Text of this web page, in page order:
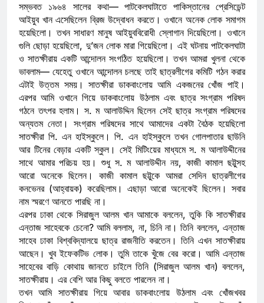
সম্ভবত ১৯৬৪ সালের কথা— পাটকেলঘাটাতে পাকিস্তানের প্রেসিডেন্ট
আইয়ুব খান এসেছিলেন ব্রিজ উদ্বোধন করতে। ওখানে অনেক লোক সমাগম
হয়েছিলো। তখন সাধারণ মানুষ আইয়ুববিরোধী স্লোগান দিয়েছিলো। ওখানে
গুলি ছোড়া হয়েছিলো, দু’জন লোক মারা গিয়েছিলো। এই ঘটনায় পাটকেলঘাটা
ও সাতক্ষীরায় একটি আন্দোলন সংগঠিত হয়েছিলো। তখন আমরা খুলনা থেকে
ভাবলাম— যেহেতু ওখানে আন্দোলন চলছে তাই ছাত্রলীগের কমিটি গঠন করার
এটাই উত্তম সময়। সাতক্ষীরা ডাকবাংলোয় আমি একজনের খোঁজ পাই।
এরপর আমি ওখানে গিয়ে ডাকবাংলোয় উঠলাম এবং ছাত্র সংগ্রাম পরিষদ
গঠনে তৎপর হলাম। স. ম আলাউদ্দিন ছিলেন সেই ছাত্র সংগ্রাম পরিষদের
অন্যতম নেতা। সংগ্রাম পরিষদের সাথে আমাদের একটা বৈঠক হয়েছিলো
সাতক্ষীরা পি. এন হাইস্কুলে। পি. এন হাইস্কুলে তখন গোলপাতার ছাউনি
আর টিনের বেড়ার একটি স্কুল। সেই মিটিংয়ের মাধ্যমে স. ম আলাউদ্দীনের
সাথে আমার পরিচয় হয়। শুধু স. ম আলাউদ্দীন নয়, কাজী কামাল ছট্টুসহ
আরো অনেকে ছিলেন। কাজী কামাল ছট্টুকে আমরা সেদিন ছাত্রলীগের
কনভেনর (আহ্বায়ক) করেছিলাম। এছাড়া আরো অনেকেই ছিলেন। সবার
নাম স্মরণে আনতে পারছি না।
এরপর ঢাকা থেকে সিরাজুল আলম খান আমাকে বললেন, তুকি কি সাতক্ষীরার
এন্তাজ সাহেবকে চেনো? আমি বললাম, না, চিনি না। তিনি বললেন, এন্তাজ
সাহেব ঢাকা বিশ্ববিদ্যালয়ে ছাত্র রাজনীতি করতেন। তিনি এখন সাতক্ষীরায়
আছেন। খুব ইফেকটিভ লোক। তুমি তাকে খুঁজে বের করো। আমি এন্তাজ
সাহেবের বাড়ি কোথায় জানতে চাইলে তিনি (সিরাজুল আলম খান) বললেন,
সাতক্ষীরায়। এর বেশি আর কিছু বলতে পারলেন না।
তখন আমি সাতক্ষীরায় গিয়ে আবার ডাকবাংলোয় উঠলাম এবং খোঁজখবর